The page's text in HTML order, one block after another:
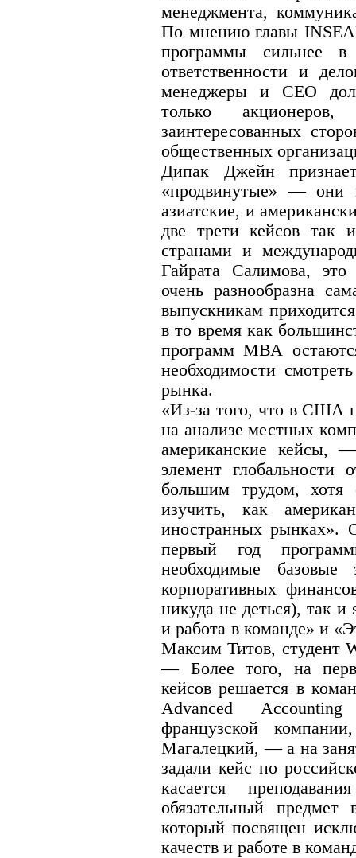
менеджмента,
По мнению главы
программы сильнее в
ответственности и
менеджеры и CEO
только
заинтересованных
общественных
Дипак Джейн
«продвинутые» — они
азиатские, и
две трети кейсов так
странами и
Гайрата Салимова,
очень разнообразна
выпускникам
в то время как
программ МВА
необходимости
рынка.
«Из-за того, что в США
на анализе местных
американские кейсы,
элемент глобальности
большим трудом, хотя
изучить, как
иностранных рынках».
первый год
необходимые
корпоративных
никуда не деться), так
и работа в команде» и
Максим Титов, студент
— Более того, на
кейсов решается в
Advanced
французской
Магалецкий, — а на
задали кейс по
касается
обязательный
который посвящен
качеств и работе в